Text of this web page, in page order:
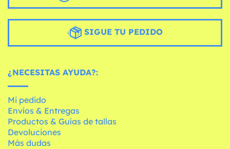
SIGUE TU PEDIDO
¿NECESITAS AYUDA?:
Mi pedido
Envíos & Entregas
Productos & Guías de tallas
Devoluciones
Más dudas